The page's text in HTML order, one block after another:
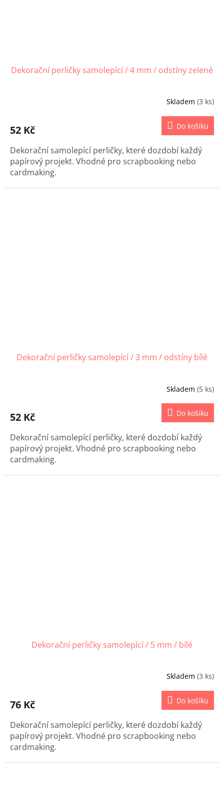
Dekorační perličky samolepící / 4 mm / odstíny zelené
Skladem (3 ks)
52 Kč Do košíku
Dekorační samolepící perličky, které dozdobí každý
papírový projekt. Vhodné pro scrapbooking nebo
cardmaking.
Dekorační perličky samolepící / 3 mm / odstíny bílé
Skladem (5 ks)
52 Kč Do košíku
Dekorační samolepící perličky, které dozdobí každý
papírový projekt. Vhodné pro scrapbooking nebo
cardmaking.
Dekorační perličky samolepící / 5 mm / bílé
Skladem (3 ks)
76 Kč Do košíku
Dekorační samolepící perličky, které dozdobí každý
papírový projekt. Vhodné pro scrapbooking nebo
cardmaking.